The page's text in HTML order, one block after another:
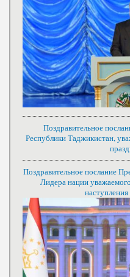
Поздравительное
Республики Таджикистан,
Поздравительное послание
Лидера нации